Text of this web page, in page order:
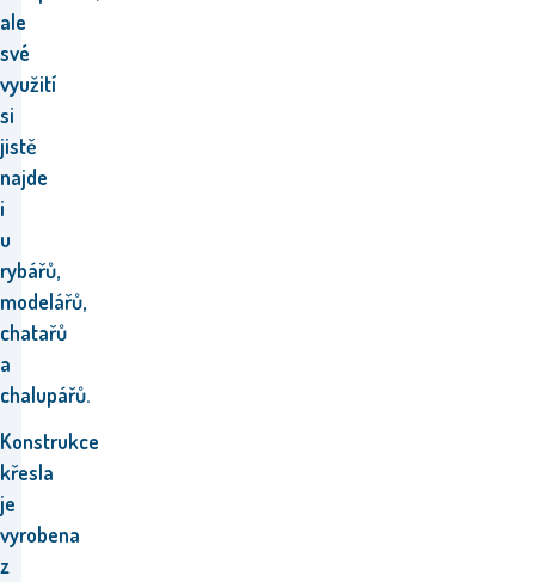
ale
své
využití
si
jistě
najde
i
u
rybářů,
modelářů,
chatařů
a
chalupářů.
Konstrukce
křesla
je
vyrobena
z